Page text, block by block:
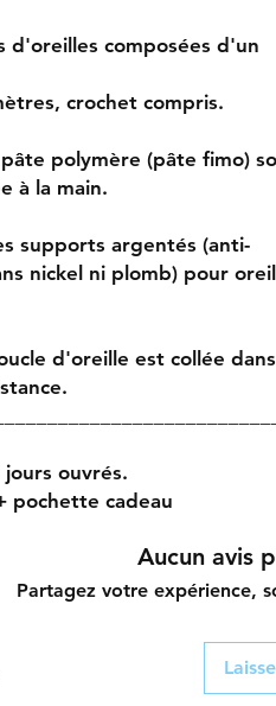
d'oreilles composées d'un
crochet compris.
polymère (pâte fimo)
à la main.
supports argentés (anti-
nickel ni plomb) pour
d'oreille est collée
ouvrés.
pochette cadeau
Aucun avis
Partagez votre expérience,